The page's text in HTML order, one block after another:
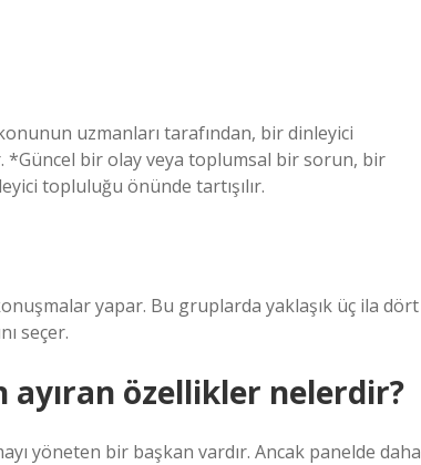
uzmanları tarafından, bir dinleyici
*Güncel bir olay veya toplumsal bir sorun, bir
topluluğu önünde tartışılır.
yapar. Bu gruplarda yaklaşık üç ila dört
seçer.
özellikler nelerdir?
yöneten bir başkan vardır. Ancak panelde daha